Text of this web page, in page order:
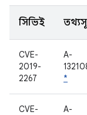
সিভিই
CVE-
2019-
2267
A-
*
CVE-
A-